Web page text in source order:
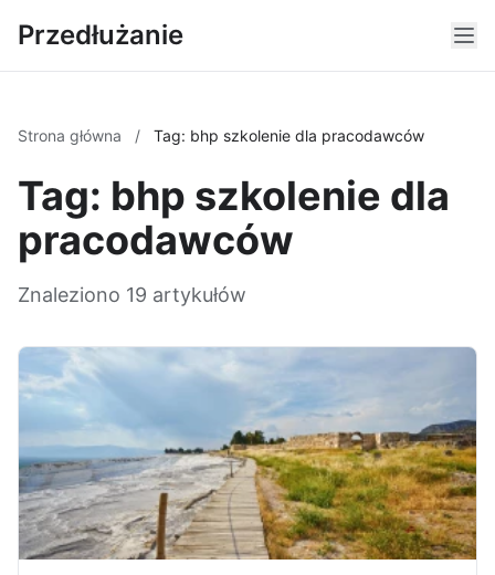
Przedłużanie
Strona główna / Tag: bhp szkolenie dla pracodawców
Tag: bhp szkolenie dla
pracodawców
Znaleziono 19 artykułów